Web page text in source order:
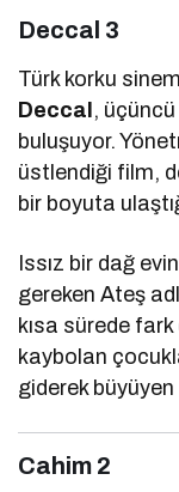
Deccal 3
Türk korku
Deccal ,
buluşuyor.
üstlendiği film,
bir boyuta
Issız bir dağ
gereken Ateş
kısa sürede
kaybolan
giderek
Cahim 2